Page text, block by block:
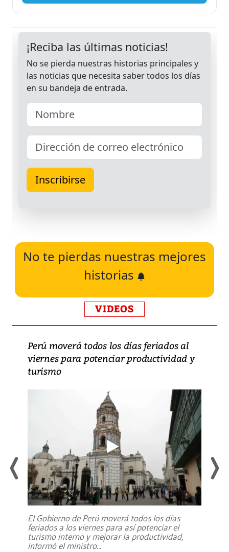
No te pierdas nuestras mejores
historias
VIDEOS
Perú moverá todos los días feriados al
viernes para potenciar productividad y
turismo
El Gobierno de Perú moverá todos los días
feriados a los viernes para así potenciar el
turismo interno y mejorar la productividad,
informó el ministro...